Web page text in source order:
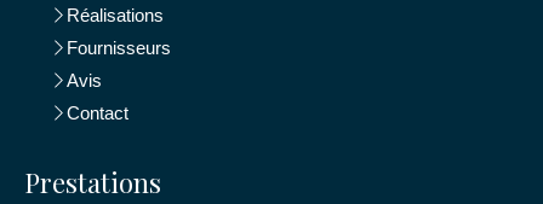
Réalisations
Fournisseurs
Avis
Contact
Prestations